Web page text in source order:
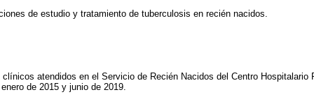
de estudio y tratamiento de tuberculosis en recién nacidos.
atendidos en el Servicio de Recién Nacidos del Centro Hospitalario
de 2015 y junio de 2019.